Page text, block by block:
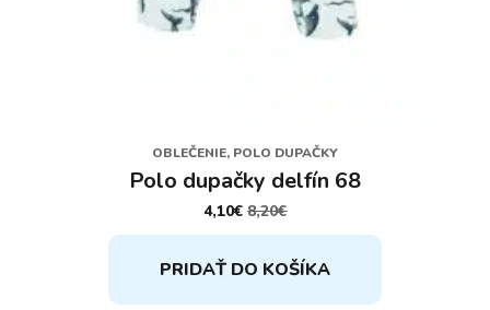
OBLEČENIE, POLO DUPAČKY
Polo dupačky delfín 68
8,20€
PÔVODNÁ
CENA
8,20€.
4,10€ AKTUÁLNA
CENA
4,10€.
PRIDAŤ DO KOŠÍKA